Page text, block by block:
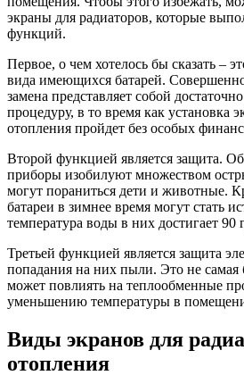
экраны для радиаторов, которые
функций.
Первое, о чем хотелось бы сказать –
вида имеющихся батарей.
замена представляет собой
процедуру, в то время как установка
отопления пройдет без особых
Второй функцией является защита.
приборы изобилуют множеством
могут пораниться дети и животные.
батареи в зимнее время могут стать
температура воды в них достигает 90
Третьей функцией является защита
попадания на них пыли. Это не самая
может повлиять на теплообменные
уменьшению температуры в
Виды экранов для
отопления